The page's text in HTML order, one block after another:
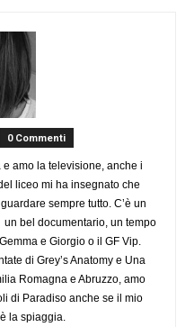
0 Commenti
amo la televisione, anche i
liceo mi ha insegnato che
sempre tutto. C’è un
bel documentario, un tempo
e Giorgio o il GF Vip.
di Grey’s Anatomy e Una
Romagna e Abruzzo, amo
di Paradiso anche se il mio
la spiaggia.